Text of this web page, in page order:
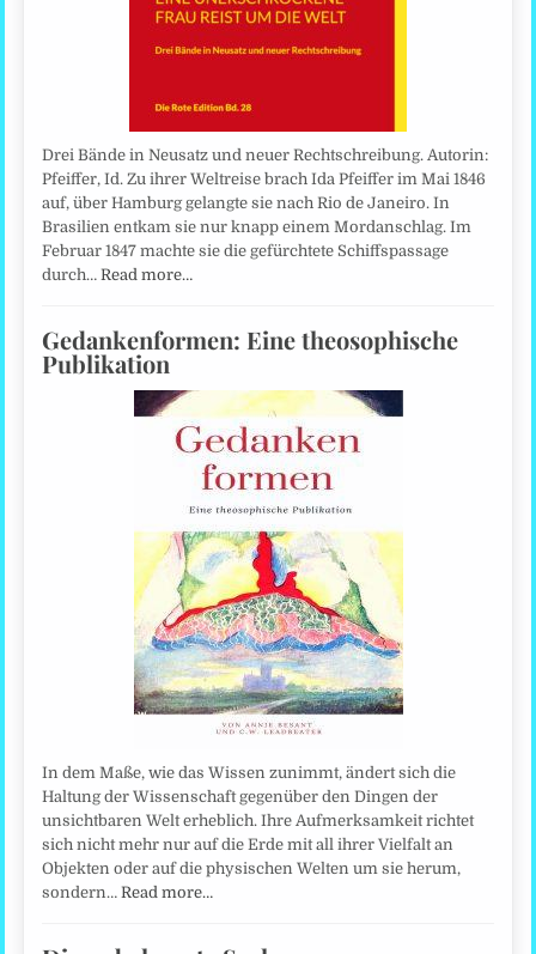
Drei Bände in Neusatz und neuer Rechtschreibung. Autorin:
Pfeiffer, Id. Zu ihrer Weltreise brach Ida Pfeiffer im Mai 1846
auf, über Hamburg gelangte sie nach Rio de Janeiro. In
Brasilien entkam sie nur knapp einem Mordanschlag. Im
Februar 1847 machte sie die gefürchtete Schiffspassage
durch…Read more…
Gedankenformen: Eine theosophische
Publikation
In dem Maße, wie das Wissen zunimmt, ändert sich die
Haltung der Wissenschaft gegenüber den Dingen der
unsichtbaren Welt erheblich. Ihre Aufmerksamkeit richtet
sich nicht mehr nur auf die Erde mit all ihrer Vielfalt an
Objekten oder auf die physischen Welten um sie herum,
sondern…Read more…